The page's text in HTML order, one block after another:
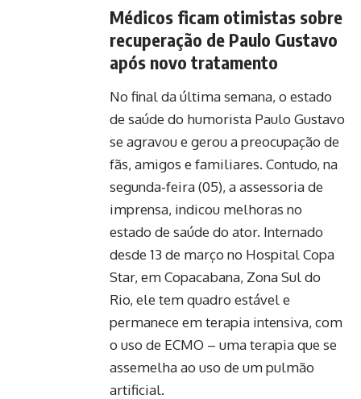
Médicos ficam otimistas sobre
recuperação de Paulo Gustavo
após novo tratamento
No final da última semana, o estado
de saúde do humorista Paulo Gustavo
se agravou e gerou a preocupação de
fãs, amigos e familiares. Contudo, na
segunda-feira (05), a assessoria de
imprensa, indicou melhoras no
estado de saúde do ator. Internado
desde 13 de março no Hospital Copa
Star, em Copacabana, Zona Sul do
Rio, ele tem quadro estável e
permanece em terapia intensiva, com
o uso de ECMO – uma terapia que se
assemelha ao uso de um pulmão
artificial.